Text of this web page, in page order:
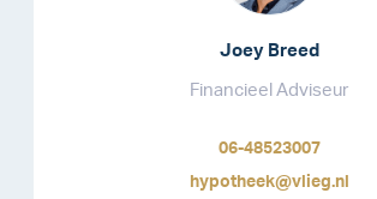
Joey Breed
Financieel Adviseur
06-48523007
hypotheek@vlieg.nl